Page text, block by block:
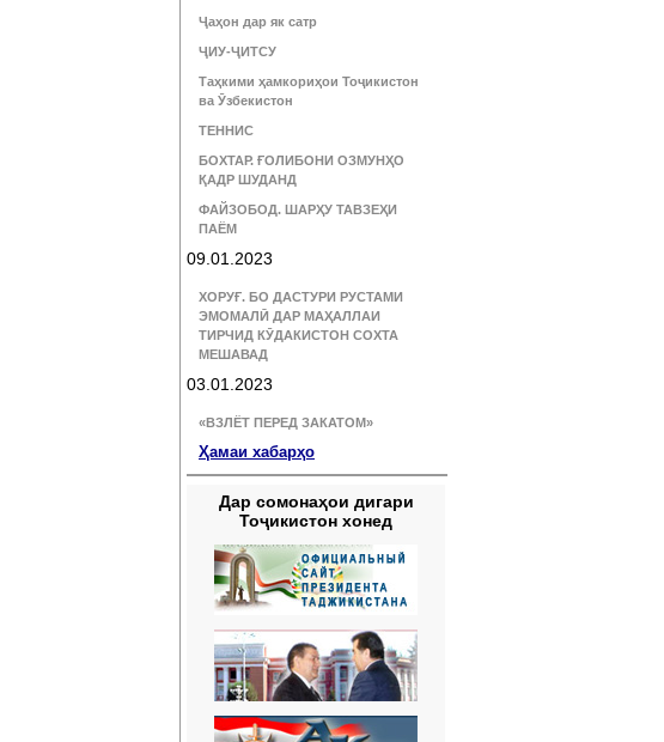
Ҷаҳон дар як сатр
ҶИУ-ҶИТСУ
Таҳкими ҳамкориҳои Тоҷикистон
ва Ӯзбекистон
ТЕННИС
БОХТАР. ҒОЛИБОНИ ОЗМУНҲО
ҚАДР ШУДАНД
ФАЙЗОБОД. ШАРҲУ ТАВЗЕҲИ
ПАЁМ
09.01.2023
ХОРУҒ. БО ДАСТУРИ РУСТАМИ
ЭМОМАЛӢ ДАР МАҲАЛЛАИ
ТИРЧИД КӮДАКИСТОН СОХТА
МЕШАВАД
03.01.2023
«ВЗЛЁТ ПЕРЕД ЗАКАТОМ»
Ҳамаи хабарҳо
Дар сомонаҳои дигари
Тоҷикистон хонед